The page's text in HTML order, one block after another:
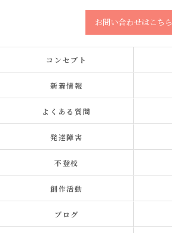
お問い合わせはこちら
コンセプト
新着情報
よくある質問
発達障害
不登校
創作活動
ブログ